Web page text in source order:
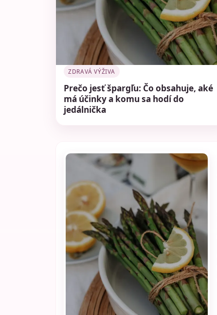
ZDRAVÁ VÝŽIVA
Prečo jesť špargľu: Čo obsahuje, aké
má účinky a komu sa hodí do
jedálnička